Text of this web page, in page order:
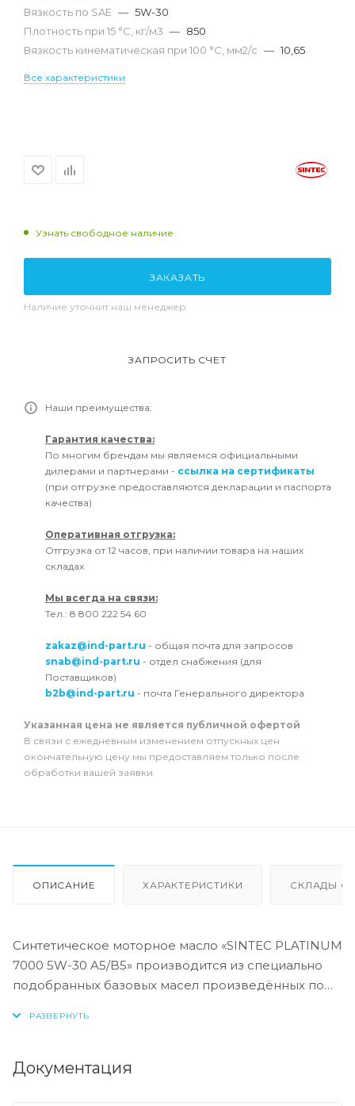
Вязкость по SAE — 5W-30
Плотность при 15 °С, кг/м3 — 850
Вязкость кинематическая при 100 °С, мм2/с — 10,65
Все характеристики
Узнать свободное наличие
ЗАКАЗАТЬ
Наличие уточнит наш менеджер
ЗАПРОСИТЬ СЧЕТ
Наши преимущества:
Гарантия качества:
По многим брендам мы являемся официальными
дилерами и партнерами - ссылка на сертификаты
(при отгрузке предоставляются декларации и паспорта
качества)
Оперативная отгрузка:
Отгрузка от 12 часов, при наличии товара на наших
складах
Мы всегда на связи:
Тел.: 8 800 222 54 60
zakaz@ind-part.ru - общая почта для запросов
snab@ind-part.ru - отдел снабжения (для
Поставщиков)
b2b@ind-part.ru - почта Генерального директора
Указанная цена не является публичной офертой
В связи с ежедневным изменением отпускных цен
окончательную цену мы предоставляем только после
обработки вашей заявки.
ОПИСАНИЕ ХАРАКТЕРИСТИКИ СКЛАДЫ
Синтетическое моторное масло «SINTEC PLATINUM
7000 5W-30 A5/B5» производится из специально
подобранных базовых масел произведённых по
двигателей современных автомобилей,
Документация